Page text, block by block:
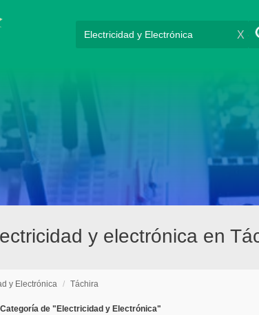
X
y electrónica en
y Electrónica / Táchira
de "Electricidad y Electrónica"